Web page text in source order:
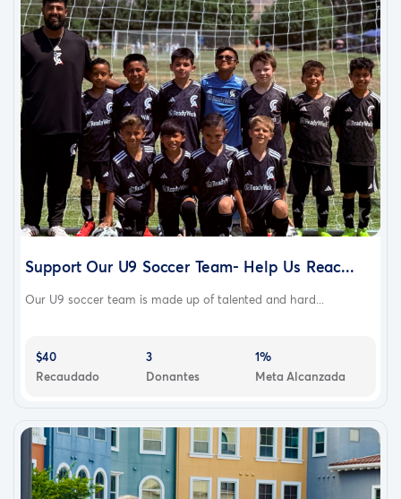
Support Our U9 Soccer Team- Help Us Reac...
Our U9 soccer team is made up of talented and hard...
$40
Recaudado
3
Donantes
1%
Meta Alcanzada